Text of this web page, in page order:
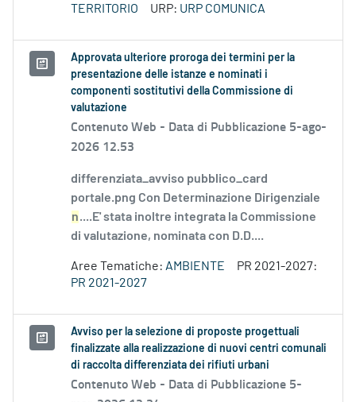
TERRITORIO
URP: URP COMUNICA
Approvata ulteriore proroga dei termini per la
presentazione delle istanze e nominati i
componenti sostitutivi della Commissione di
valutazione
Contenuto Web - Data di Pubblicazione 5-ago-
2026 12.53
differenziata_avviso pubblico_card
portale.png Con Determinazione Dirigenziale
n....E' stata inoltre integrata la Commissione
di valutazione, nominata con D.D....
Aree Tematiche: AMBIENTE
PR 2021-2027:
PR 2021-2027
Avviso per la selezione di proposte progettuali
finalizzate alla realizzazione di nuovi centri comunali
di raccolta differenziata dei rifiuti urbani
Contenuto Web - Data di Pubblicazione 5-